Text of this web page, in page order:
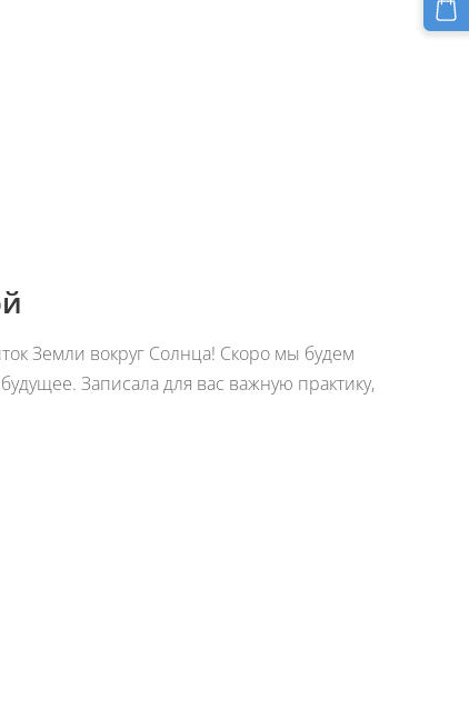
Земли вокруг Солнца! Скоро мы будем
Записала для вас важную практику,